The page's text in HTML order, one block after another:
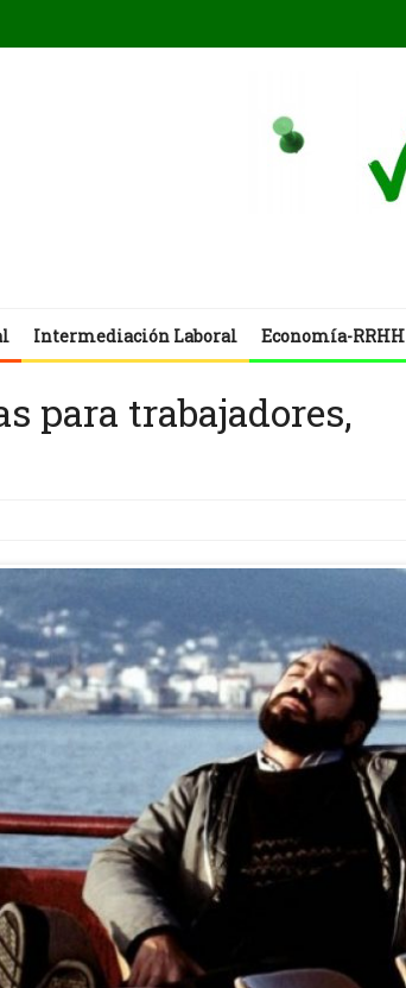
Intermediación Laboral Economía-RRHH
para trabajadores,